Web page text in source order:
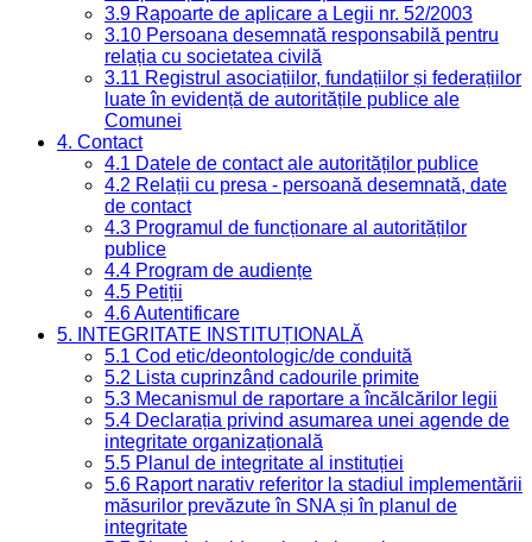
3.9 Rapoarte de aplicare a Legii nr. 52/2003
3.10 Persoana desemnată responsabilă pentru
relația cu societatea civilă
3.11 Registrul asociațiilor, fundațiilor și federațiilor
luate în evidență de autoritățile publice ale
Comunei
4. Contact
4.1 Datele de contact ale autorităților publice
4.2 Relații cu presa - persoană desemnată, date
de contact
4.3 Programul de funcționare al autorităților
publice
4.4 Program de audiențe
4.5 Petiții
4.6 Autentificare
5. INTEGRITATE INSTITUȚIONALĂ
5.1 Cod etic/deontologic/de conduită
5.2 Lista cuprinzând cadourile primite
5.3 Mecanismul de raportare a încălcărilor legii
5.4 Declarația privind asumarea unei agende de
integritate organizațională
5.5 Planul de integritate al instituției
5.6 Raport narativ referitor la stadiul implementării
măsurilor prevăzute în SNA și în planul de
integritate